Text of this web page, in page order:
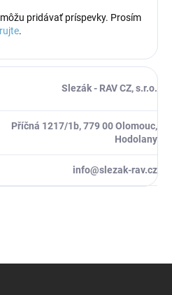
pridávať príspevky. Prosím
.
Slezák - RAV CZ, s.r.o.
Příčná 1217/1b, 779 00 Olomouc,
Hodolany
info@slezak-rav.cz